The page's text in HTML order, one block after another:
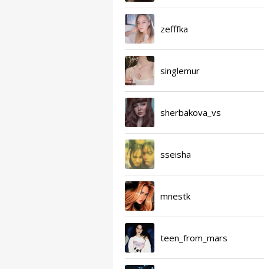
zefffka
singlemur
sherbakova_vs
sseisha
mnestk
teen_from_mars